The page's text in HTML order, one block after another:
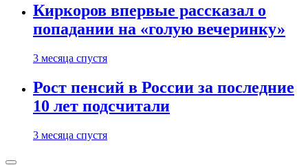
Киркоров впервые рассказал о
попадании на «голую вечеринку»
3 месяца спустя
Рост пенсий в России за последние
10 лет подсчитали
3 месяца спустя